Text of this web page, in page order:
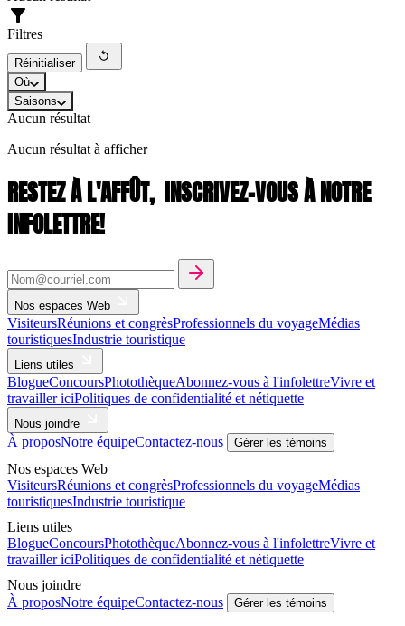
Filtres
Réinitialiser
Où
Saisons
Aucun résultat
Aucun résultat à afficher
RESTEZ À L'AFFÛT, INSCRIVEZ-VOUS À NOTRE
INFOLETTRE!
Nos espaces Web
VisiteursRéunions et congrèsProfessionnels du voyageMédias
touristiquesIndustrie touristique
Liens utiles
BlogueConcoursPhotothèqueAbonnez-vous à l'infolettreVivre et
travailler iciPolitiques de confidentialité et nétiquette
Nous joindre
À proposNotre équipeContactez-nous Gérer les témoins
Nos espaces Web
VisiteursRéunions et congrèsProfessionnels du voyageMédias
touristiquesIndustrie touristique
Liens utiles
BlogueConcoursPhotothèqueAbonnez-vous à l'infolettreVivre et
travailler iciPolitiques de confidentialité et nétiquette
Nous joindre
À proposNotre équipeContactez-nous Gérer les témoins